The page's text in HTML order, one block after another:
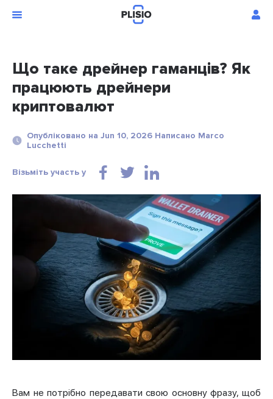
Що таке дрейнер гаманців? Як
працюють дрейнери
криптовалют
Опубліковано на Jun 10, 2026 Написано Marco
Lucchetti
Візьміть участь у
Вам не потрібно передавати свою основну фразу, щоб